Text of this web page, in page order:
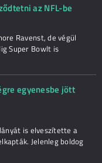
az NFL-be
Ravenst, de végül
Super Bowlt is
egyenesbe jött
is elveszítette a
Jelenleg boldog